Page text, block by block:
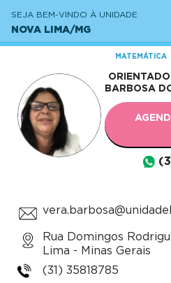
SEJA BEM-VINDO À UNIDADE
NOVA LIMA/MG
MATEMÁTICA
BARBOSA
Rua Domingos
Lima - Minas Gerais
(31) 35818785